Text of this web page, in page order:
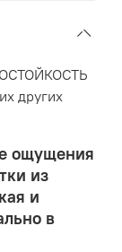
других
ощущения
из
и
в